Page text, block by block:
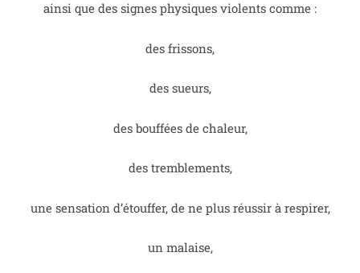
ainsi que des signes physiques violents comme :
des frissons,
des sueurs,
des bouffées de chaleur,
des tremblements,
une sensation d’étouffer, de ne plus réussir à respirer,
un malaise,